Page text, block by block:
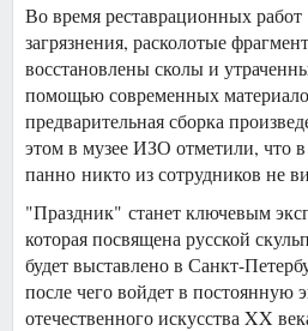
Во время реставрационных
загрязнения, расколотые
восстановлены сколы и
помощью современных
предварительная сборка
этом в музее ИЗО отметили, что
панно никто из сотрудников не
"Праздник" станет ключевым
которая посвящена русской
будет выставлено в Санкт-
после чего войдет в постоянную
отечественного искусства XX